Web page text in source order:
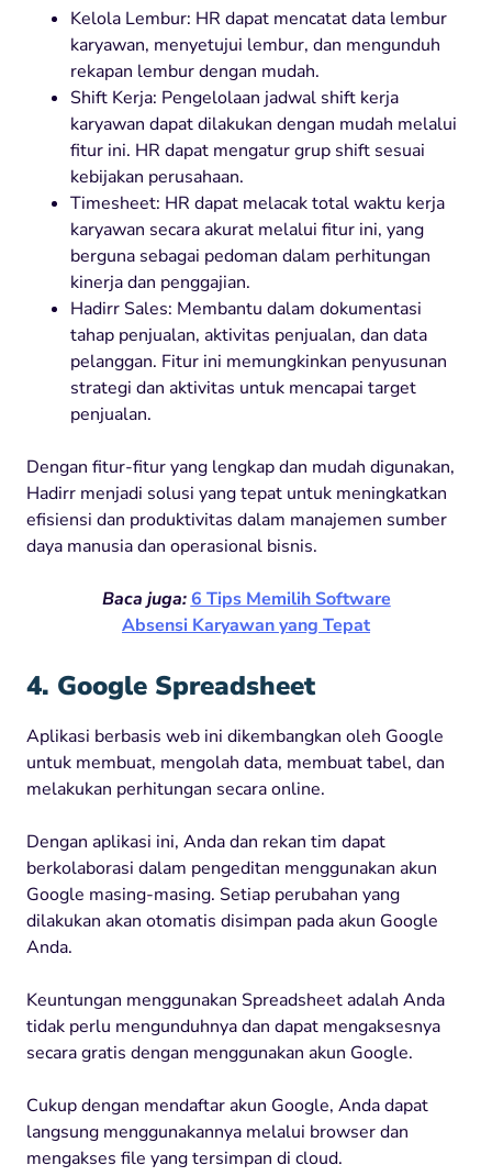
Kelola Lembur: HR dapat mencatat data lembur
karyawan, menyetujui lembur, dan mengunduh
rekapan lembur dengan mudah.
Shift Kerja: Pengelolaan jadwal shift kerja
karyawan dapat dilakukan dengan mudah melalui
fitur ini. HR dapat mengatur grup shift sesuai
kebijakan perusahaan.
Timesheet: HR dapat melacak total waktu kerja
karyawan secara akurat melalui fitur ini, yang
berguna sebagai pedoman dalam perhitungan
kinerja dan penggajian.
Hadirr Sales: Membantu dalam dokumentasi
tahap penjualan, aktivitas penjualan, dan data
pelanggan. Fitur ini memungkinkan penyusunan
strategi dan aktivitas untuk mencapai target
penjualan.
Dengan fitur-fitur yang lengkap dan mudah digunakan,
Hadirr menjadi solusi yang tepat untuk meningkatkan
efisiensi dan produktivitas dalam manajemen sumber
daya manusia dan operasional bisnis.
Baca juga:6 Tips Memilih Software
Absensi Karyawan yang Tepat
4. Google Spreadsheet
Aplikasi berbasis web ini dikembangkan oleh Google
untuk membuat, mengolah data, membuat tabel, dan
melakukan perhitungan secara online.
Dengan aplikasi ini, Anda dan rekan tim dapat
berkolaborasi dalam pengeditan menggunakan akun
Google masing-masing. Setiap perubahan yang
dilakukan akan otomatis disimpan pada akun Google
Anda.
Keuntungan menggunakan Spreadsheet adalah Anda
tidak perlu mengunduhnya dan dapat mengaksesnya
secara gratis dengan menggunakan akun Google.
Cukup dengan mendaftar akun Google, Anda dapat
langsung menggunakannya melalui browser dan
mengakses file yang tersimpan di cloud.